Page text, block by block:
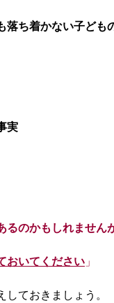
落ち着かない子ども
実
るのかもしれません
おいてください 」
しておきましょう。